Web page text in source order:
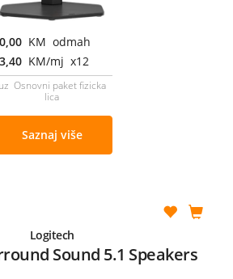
0,00 KM odmah
KM/mj x12
uz Osnovni paket fizicka
lica
Saznaj više
Logitech
Sound 5.1 Speakers